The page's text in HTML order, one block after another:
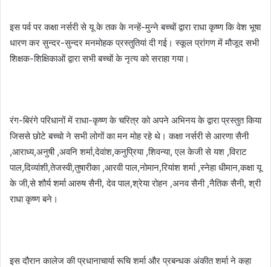
इस पर्व पर कक्षा नर्सरी से यू के तक के नन्हें-मुन्ने बच्चों द्वारा राधा कृष्ण कि वेश भूषा
धारण कर सुन्दर-सुन्दर मनमोहक प्रस्तुतियां दी गई। स्कूल प्रांगण में मौजूद सभी
शिक्षक-शिक्षिकाओं द्वारा सभी बच्चों के नृत्य को सराहा गया।
रंग-बिरंगे परिधानों में राधा-कृष्ण के चरित्र को अपने अभिनय के द्वारा प्रस्तुत किया
जिससे छोटे बच्चो ने सभी लोगों का मन मोह रहे थे। कक्षा नर्सरी से आरणा सैनी
,आराध्य,अनुषी ,अवनि शर्मा,देवांश,कनुप्रिया ,शिवन्या, एल केजी से यश ,विराट
पाल,दिव्यांशी,तेजस्वी,तुषारीका ,आरवी पाल,नोमान,रियांश शर्मा ,स्नेहा धीमान,कक्षा यू
के जी,से शौर्य शर्मा आरुष सैनी, देव पाल,श्रेया रोहन ,अनव सैनी ,नैतिक सैनी, श्री
राधा कृष्ण बने।
इस दौरान कालेज की प्रधानाचार्या रूचि शर्मा और प्रबन्धक अंकीत शर्मा ने कहा